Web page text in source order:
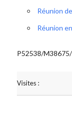
Réunion
Réunion
P52538/
Visites :